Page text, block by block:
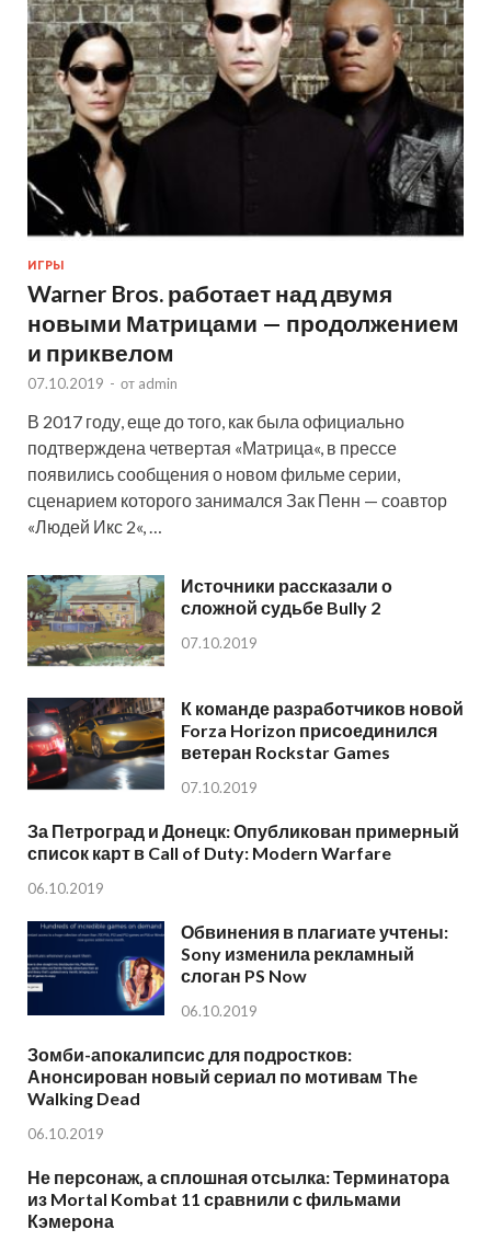
ИГРЫ
Warner Bros. работает над двумя
новыми Матрицами — продолжением
и приквелом
07.10.2019 - от admin
В 2017 году, еще до того, как была официально
подтверждена четвертая «Матрица«, в прессе
появились сообщения о новом фильме серии,
сценарием которого занимался Зак Пенн — соавтор
«Людей Икс 2«, …
Источники рассказали о
сложной судьбе Bully 2
07.10.2019
К команде разработчиков новой
Forza Horizon присоединился
ветеран Rockstar Games
07.10.2019
За Петроград и Донецк: Опубликован примерный
список карт в Call of Duty: Modern Warfare
06.10.2019
Обвинения в плагиате учтены:
Sony изменила рекламный
слоган PS Now
06.10.2019
Зомби-апокалипсис для подростков:
Анонсирован новый сериал по мотивам The
Walking Dead
06.10.2019
Не персонаж, а сплошная отсылка: Терминатора
из Mortal Kombat 11 сравнили с фильмами
Кэмерона